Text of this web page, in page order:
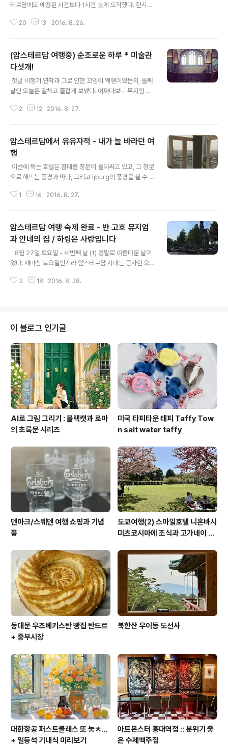
테르담에도 예정된 시간보다 1시간 늦게 도착했다. 한시간
있어서, 공항에서 기차를 타고 암스테르담 센트럴에 도착
유로인데, 8.1유로를 들여야하는-크게 차이 나지 않지만
훨씬 불편한-대중교통편으로 직접 호텔에 찾아가기로 마
음 먹은 건 중앙역에 들려 다음날부터 사용할 교통 7일권
을 구입할 생각이었기 때문이다. 그치만 대한항공 연착으
로 망했어요. 공항 활주로가 붐벼서 그런 거니 대한항공 잘
못은 아니지만. 덥디 더운 중앙역에서 교통권을 사기 위헤
20 13 2016. 8. 26.
(암스테르담 여행중) 순조로운 하루 * 미술관
다섯개!
​​​​​​​​ 첫날 비행기 연착과 그로 인한 꼬임이 액땜이었는지, 둘째
날인 오늘은 알차고 즐겁게 보냈다. 어쩌다보니 뮤지엄 다
illet-Holthuysen, Rembranthuis - 정말 근사한 걸 잔
돌아온 것이 유일한 아쉬움. 참, 암스테르담 사람들은 어찌
나 영어를 잘하는지, 약간 과장하면 런던이나 뉴욕을 여행
하는 것과 큰 차이 없을 정도로 영어 의사소통이 자연스럽
다. 또 사람들은 어찌나 친절한지!! (일개미 한국인 기준으
로) 일찍 닫는데가 많아 불편한 것만 빼면 정말 여행하기 좋
은 동네^^
2 12 2016. 8. 27.
암스테르담에서 유유자적 - 내가 늘 바라던 여
행
​​​ 이번에 묵는 호텔은 침대를 창문이 둘러싸고 있고, 그 창문
으로 해뜨는 풍경과 바다, 그리고 Ijburg의 풍경을 볼 수 있
지만, 풍경 덕분에 단점을 참아낼 수 있다. 어제는 피곤해서
무료)를 먹고 침대에 누워 하늘을 바라보며 뒹굴거렸다. 남
들은 시간낭비라 할지 몰라도 나는 여유를 만끽하는 시간
이 정말 좋았다. 지금 이 곳은 새벽 6시가 되어가는 시간.
자다 잠깐 깼는데, 이 글을 마저 쓰고 잠시 눈을 붙였다 다
시 새로운 하루를 시작해야겠다. 대략, 아침엔 어제 야간개
장에 못간 반고흐 미술관을 갔다가 12:45에 미리 예약해
1 16 2016. 8. 27.
암스테르담 여행 숙제 완료 - 반 고흐 뮤지엄
과 안네의 집 / 하링은 사랑입니다
​ ​ ​ 8월 27일 토요일 - 세번째 날 (1) 정말로 아름다운 날이
었다. 때마침 토요일인지라 암스테르담 시내는 근사한 오
있는 사람은 나뿐인 것 같았다ㅋ (2) 반 고흐 뮤지엄과 안
99.5유로 어치를 관람했기에 뽕은 뽑은 상태. 이제 걍 뭐든
내키는대로 하면 된다 ^^ (3) Concert Gebouw 공연도
관람 완료. 넘 좋았다. 이 쪽 리뷰는 별도로... (4) 네덜란드
판 과메기라고 할 수 있는 염장청어 "하링"을 먹어봤다. 기
대보다 훨씬 맛있었다. 그 고소한 맛..
3 18 2016. 8. 28.
이 블로그 인기글
AI로 그림 그리기 : 블랙캣과 로마
의 초록문 시리즈
미국 타피타운 태피 Taffy Tow
n salt water taffy
덴마크/스웨덴 여행 쇼핑과 기념
품
도쿄여행(2) 스마일호텔 니혼바시
미츠코시마에 조식과 고가네이 공
동대문 우즈베키스탄 빵집 탄드르
+ 중부시장
북한산 우이동 도선사
대한항공 퍼스트클래스 또 놓ㅊ...
+ 일등석 기내식 미리보기
아트몬스터 홍대역점 :: 분위기 좋
은 수제맥주집